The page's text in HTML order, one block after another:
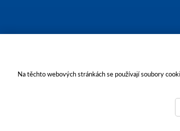
Toto jsou internetové stránky společnosti AGROTEC a.
zapsané v OR vedeném Krajským soudem v Brně, oddíl B,
IČO 26185610, se sídlem na adrese Pyšelská 2327/2,
Na těchto webových stránkách se používají soubory